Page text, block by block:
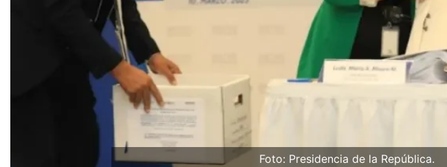
Foto: Presidencia de la República.